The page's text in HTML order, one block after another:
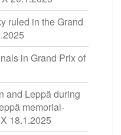
ruled in the Grand
in Grand Prix of
and Leppä during
memorial-
18.1.2025